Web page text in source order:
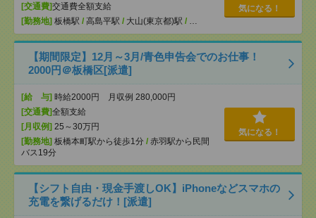
[交通費]交通費全額支給
[勤務地] 板橋駅 / 高島平駅 / 大山(東京都)駅 / …
気になる！
【期間限定】12月～3月/青色申告会でのお仕事！
2000円＠板橋区[派遣]
[給 与] 時給2000円 月収例 280,000円
[交通費]全額支給
[月収例] 25～30万円
[勤務地] 板橋本町駅から徒歩1分 / 赤羽駅から民間
バス19分
気になる！
【シフト自由・現金手渡しOK】iPhoneなどスマホの
充電を繋げるだけ！[派遣]